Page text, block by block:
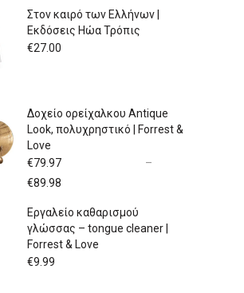
Στον καιρό των Ελλήνων |
Εκδόσεις Ηώα Τρόπις
€27.00
Δοχείο ορείχαλκου Antique
Look, πολυχρηστικό | Forrest &
Love
€79.97
–
€89.98
through
Εργαλείο καθαρισμού
γλώσσας – tongue cleaner |
Forrest & Love
€9.99